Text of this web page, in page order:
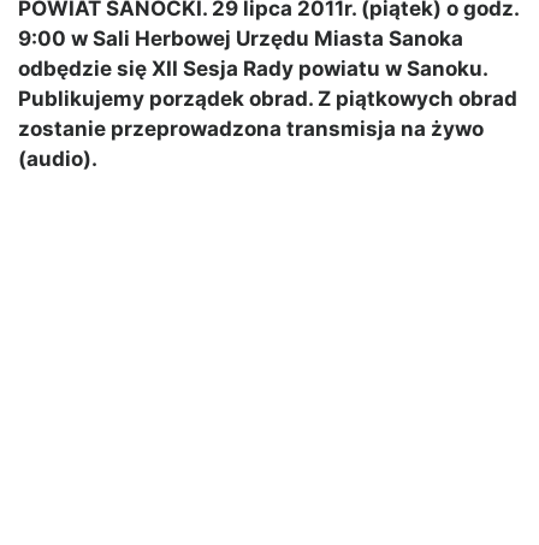
POWIAT SANOCKI. 29 lipca 2011r. (piątek) o godz.
9:00 w Sali Herbowej Urzędu Miasta Sanoka
odbędzie się XII Sesja Rady powiatu w Sanoku.
Publikujemy porządek obrad. Z piątkowych obrad
zostanie przeprowadzona transmisja na żywo
(audio).